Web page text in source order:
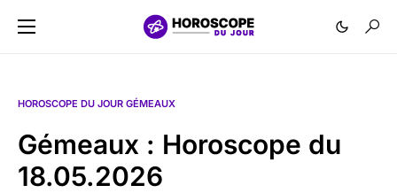
HOROSCOPE DU JOUR GÉMEAUX
Gémeaux : Horoscope du
18.05.2026